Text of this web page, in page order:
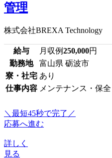
管理
株式会社BREXA Technology
給与 月収例250,000円
勤務地
富山県 砺波市
寮・社宅 あり
仕事内容 メンテナンス・保
＼最短45秒で完了／
応募へ進む
詳しく
見る